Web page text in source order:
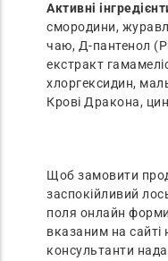
Активні
смородини,
чаю, Д-пантенол
екстракт
хлоргексидин,
Крові Дракона,
Щоб замовити
заспокійливий
поля онлайн
вказаним на сайті
консультанти